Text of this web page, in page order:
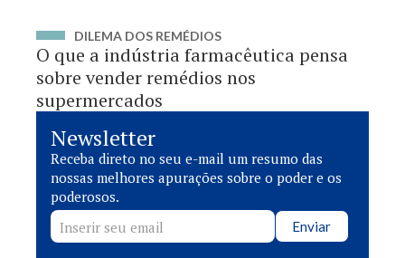
DILEMA DOS REMÉDIOS
O que a indústria farmacêutica pensa
sobre vender remédios nos
supermercados
Newsletter
Receba direto no seu e-mail um resumo das
nossas melhores apurações sobre o poder e os
poderosos.
Enviar